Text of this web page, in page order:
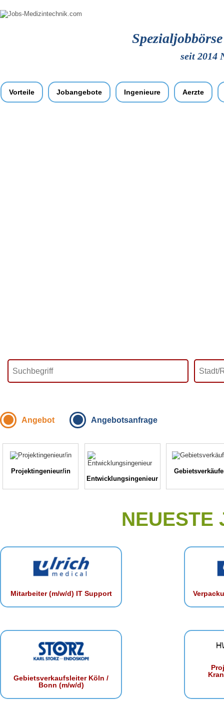
seit 2014
Vorteile Jobangebote Ingenieure Aerzte
Angebot Angebotsanfrage
Projektingenieur/in
Entwicklungsingenieur
NEUESTE
Mitarbeiter (m/w/d) IT Support
Gebietsverkaufsleiter Köln /
Bonn (m/w/d)